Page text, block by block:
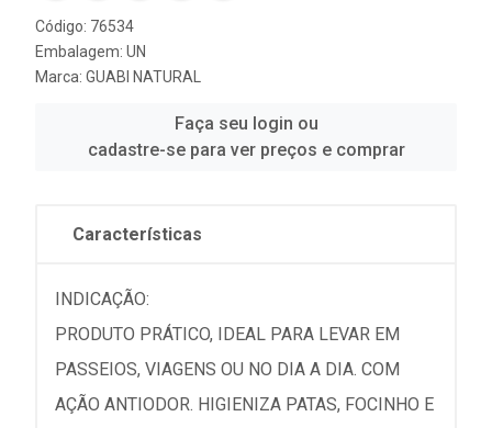
Código: 76534
Embalagem: UN
Marca: GUABI NATURAL
Faça seu login ou
cadastre-se para ver preços e comprar
Características
INDICAÇÃO:
PRODUTO PRÁTICO, IDEAL PARA LEVAR EM
PASSEIOS, VIAGENS OU NO DIA A DIA. COM
AÇÃO ANTIODOR. HIGIENIZA PATAS, FOCINHO E